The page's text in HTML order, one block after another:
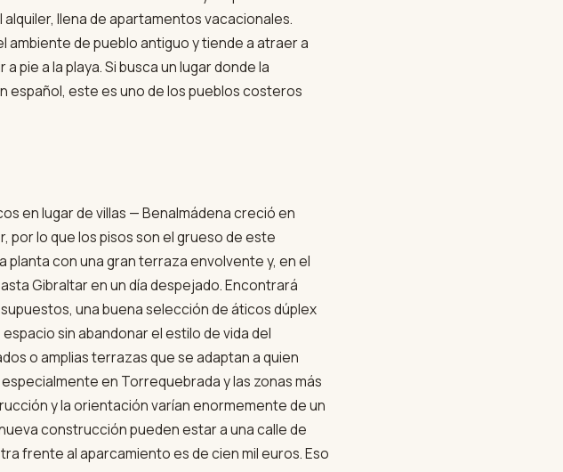
llena de apartamentos vacacionales.
ambiente de pueblo antiguo y tiende a atraer a
pie a la playa. Si busca un lugar donde la
español, este es uno de los pueblos costeros
en lugar de villas — Benalmádena creció en
por lo que los pisos son el grueso de este
planta con una gran terraza envolvente y, en el
Gibraltar en un día despejado. Encontrará
una buena selección de áticos dúplex
sin abandonar el estilo de vida del
o amplias terrazas que se adaptan a quien
en Torrequebrada y las zonas más
y la orientación varían enormemente de un
construcción pueden estar a una calle de
frente al aparcamiento es de cien mil euros. Eso